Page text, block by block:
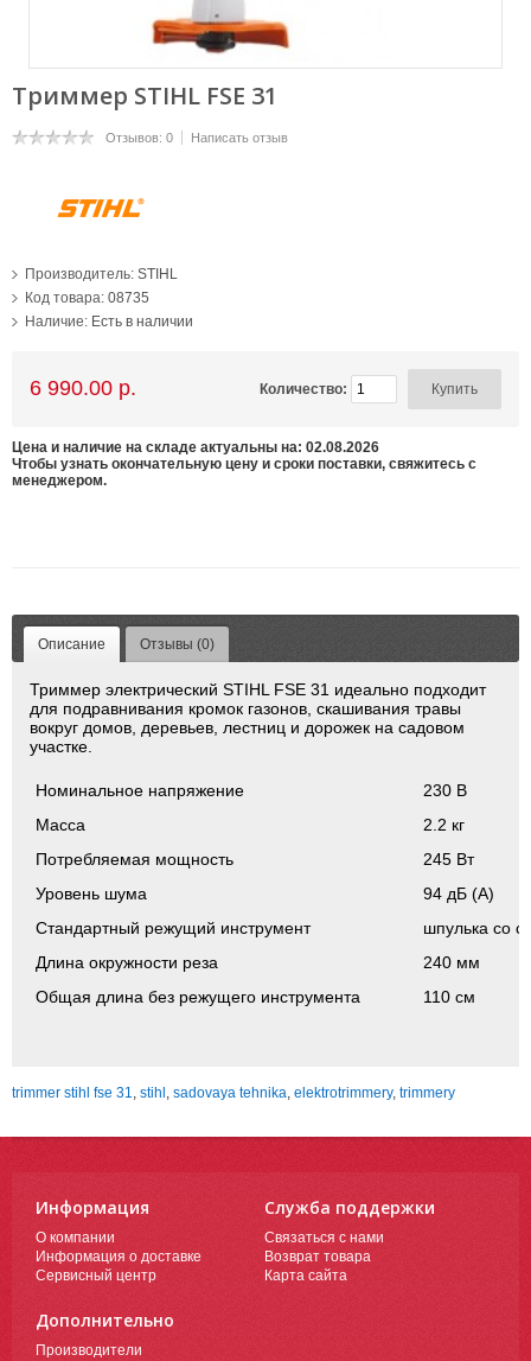
Триммер STIHL FSE 31
Отзывов: 0 Написать отзыв
Производитель: STIHL
Код товара: 08735
Наличие: Есть в наличии
6 990.00 р. Количество:
Цена и наличие на складе актуальны на: 02.08.2026
Чтобы узнать окончательную цену и сроки поставки, свяжитесь с
менеджером.
Описание Отзывы (0)
Триммер электрический STIHL FSE 31 идеально подходит
для подравнивания кромок газонов, скашивания травы
вокруг домов, деревьев, лестниц и дорожек на садовом
участке.
Номинальное напряжение
230 В
Масса
2.2 кг
Потребляемая мощность
245 Вт
Уровень шума
94 дБ (А)
Стандартный режущий инструмент
шпулька со
Длина окружности реза
240 мм
Общая длина без режущего инструмента
110 см
trimmer stihl fse 31, stihl , sadovaya tehnika, elektrotrimmery, trimmery
Информация
О компании
Информация о доставке
Сервисный центр
Служба поддержки
Связаться с нами
Возврат товара
Карта сайта
Дополнительно
Производители